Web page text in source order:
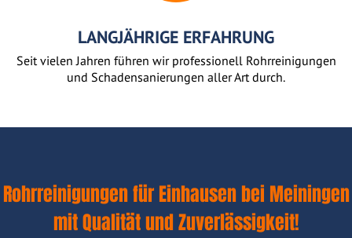
LANGJÄHRIGE ERFAHRUNG
Seit vielen Jahren führen wir professionell Rohrreinigungen
und Schadensanierungen aller Art durch.
Rohrreinigungen für Einhausen bei Meiningen
mit Qualität und Zuverlässigkeit!